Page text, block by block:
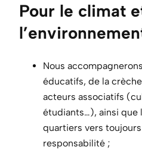
Pour le climat
Nous
éducatifs, de la
acteurs associatifs
étudiants…), ainsi que
quartiers vers
responsabilité ;